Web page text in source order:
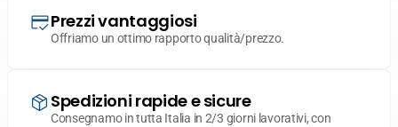
Prezzi vantaggiosi
Offriamo un ottimo rapporto qualità/prezzo.
Spedizioni rapide e sicure
Consegnamo in tutta Italia in 2/3 giorni lavorativi, con